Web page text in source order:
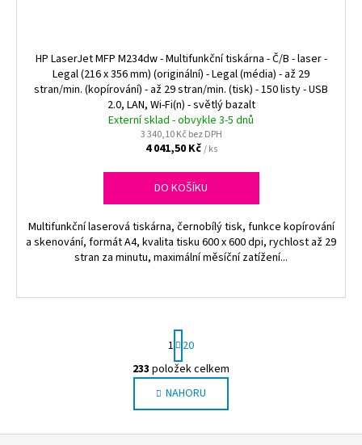
HP LaserJet MFP M234dw - Multifunkční tiskárna - Č/B - laser -
Legal (216 x 356 mm) (originální) - Legal (média) - až 29
stran/min. (kopírování) - až 29 stran/min. (tisk) - 150 listy - USB
2.0, LAN, Wi-Fi(n) - světlý bazalt
Externí sklad - obvykle 3-5 dnů
3 340,10 Kč bez DPH
4 041,50 Kč/ ks
DO KOŠÍKU
Multifunkční laserová tiskárna, černobílý tisk, funkce kopírování
a skenování, formát A4, kvalita tisku 600 x 600 dpi, rychlost až 29
stran za minutu, maximální měsíční zatížení...
O
v
l
á
S
t
r
á
n
k
1
20
233 položek celkem
NAHORU